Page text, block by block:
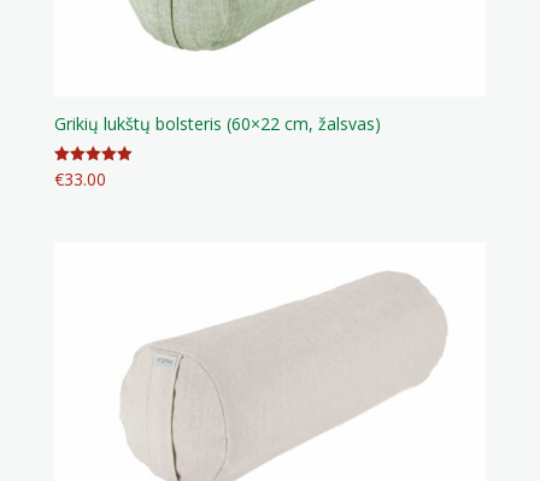
Grikių lukštų bolsteris (60×22 cm, žalsvas)
Įvertinimas:
5.00
€33.00